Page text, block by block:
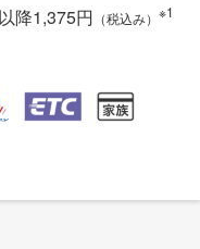
降1,375円 （税込み） ※1